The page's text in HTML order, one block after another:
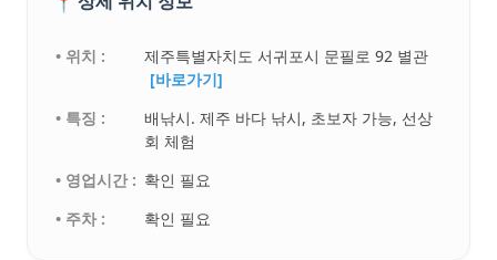
• 위치 :
제주특별자치도 서귀포시 문필로 92 별관
[바로가기]
• 특징 :
배낚시. 제주 바다 낚시, 초보자 가능, 선상
회 체험
• 영업시간 : 확인 필요
• 주차 :
확인 필요